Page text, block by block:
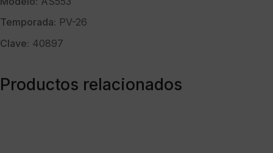
Temporada: PV-26
Clave: 40897
Productos relacionados